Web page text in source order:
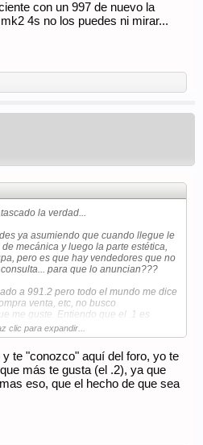
con un 997 de nuevo la
4s no los puedes ni mirar...
la verdad...
ya asumiendo que cuando llegue le
mecánica y luego la parte estética,
pero es que hay vendedores que no
para que lo anuncian???
a 991.2 pero todo el mundo me dice
venta, etc, no busco
me guste. Entiendo que el .1 es
Quien ha probado los dos, me da una
yo he tenido un boxster 718 gts y
más pasear y lo quiero para eso,
clic para expandir...
te "conozco" aquí del foro, yo te
más te gusta (el .2), ya que
eso, que el hecho de que sea